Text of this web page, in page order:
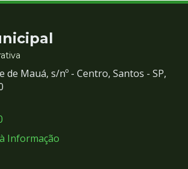
de Mauá, s/nº - Centro, Santos - SP,
Informação